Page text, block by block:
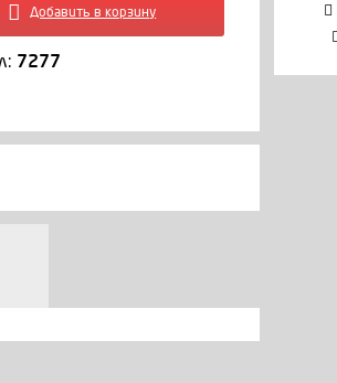
+7 (495) 966 12 28
shop@zoomagic.ru
Добавить в корзину
7277